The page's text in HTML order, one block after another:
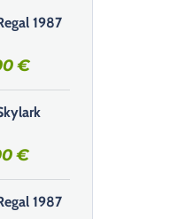
1987
€
€
1987